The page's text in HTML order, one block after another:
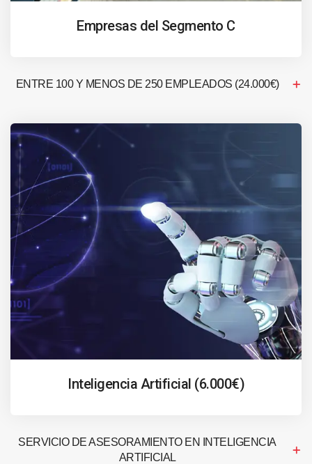
Empresas del Segmento C
ENTRE 100 Y MENOS DE 250 EMPLEADOS (24.000€)
Inteligencia Artificial (6.000€)
SERVICIO DE ASESORAMIENTO EN INTELIGENCIA
ARTIFICIAL